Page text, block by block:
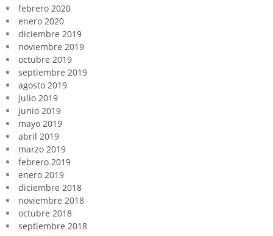
febrero 2020
enero 2020
diciembre 2019
noviembre 2019
octubre 2019
septiembre 2019
agosto 2019
julio 2019
junio 2019
mayo 2019
abril 2019
marzo 2019
febrero 2019
enero 2019
diciembre 2018
noviembre 2018
octubre 2018
septiembre 2018